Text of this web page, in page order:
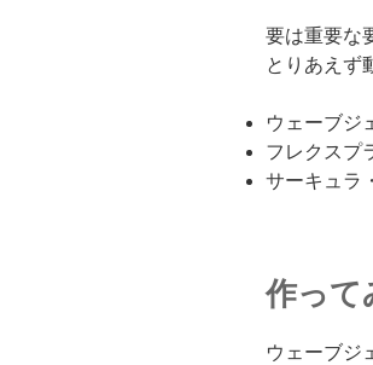
要は重要な
とりあえず
ウェーブジ
フレクスプ
サーキュラ
作って
ウェーブジ